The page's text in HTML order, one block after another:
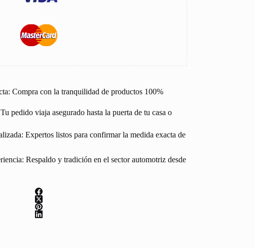
Compra con la tranquilidad de productos 100%
pedido viaja asegurado hasta la puerta de tu casa o
Expertos listos para confirmar la medida exacta de
Respaldo y tradición en el sector automotriz desde